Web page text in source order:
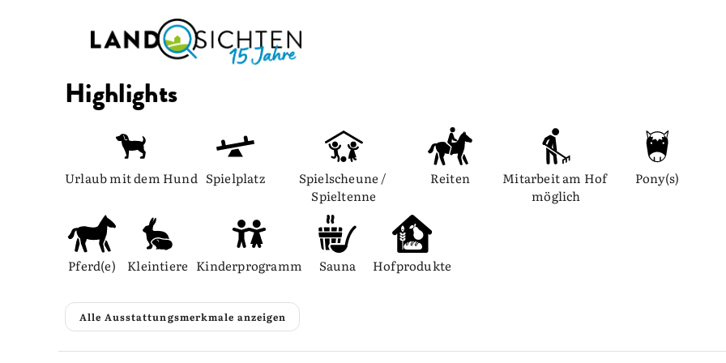
Highlights
Urlaub mit dem Hund Spielplatz
Spielscheune /
Spieltenne
Reiten
Mitarbeit am Hof
möglich
Pony(s)
Pferd(e) Kleintiere Kinderprogramm Sauna Hofprodukte
Alle Ausstattungsmerkmale anzeigen